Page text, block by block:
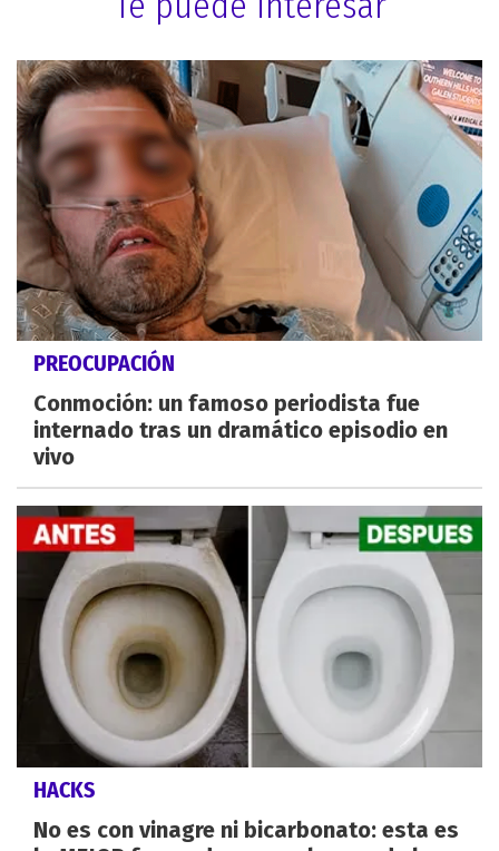
PREOCUPACIÓN
Conmoción: un famoso periodista fue
internado tras un dramático episodio en
vivo
HACKS
No es con vinagre ni bicarbonato: esta es